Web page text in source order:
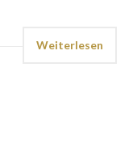
Weiterlesen